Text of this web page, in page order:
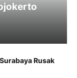
Rusak